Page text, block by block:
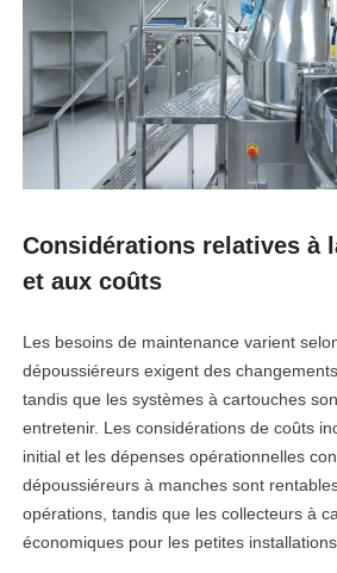
Considérations relatives à
et aux coûts
Les besoins de maintenance varient
dépoussiéreurs exigent des
tandis que les systèmes à cartouches
entretenir. Les considérations de coûts
initial et les dépenses opérationnelles
dépoussiéreurs à manches sont
opérations, tandis que les collecteurs à
économiques pour les petites installations.